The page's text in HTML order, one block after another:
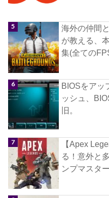
海外の仲間
が教える、
集(全ての
BIOSをアッ
ッシュ、
旧。
【Apex
る！意外と
ンプマスタ